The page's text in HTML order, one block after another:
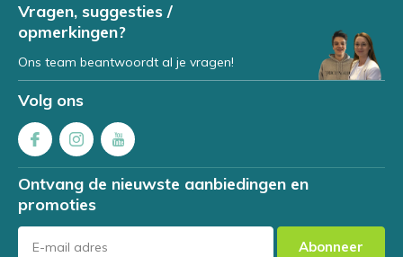
Vragen, suggesties /
opmerkingen?
Ons team beantwoordt al je vragen!
Volg ons
Ontvang de nieuwste aanbiedingen en
promoties
Abonneer